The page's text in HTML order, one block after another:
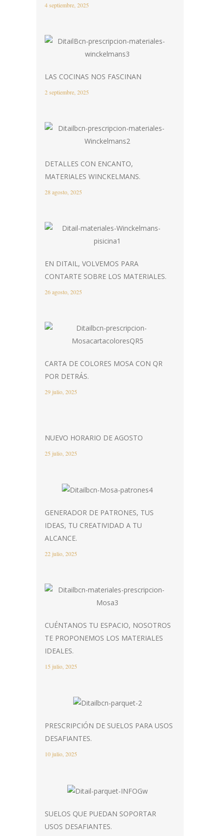
4 septiembre, 2025
LAS COCINAS NOS FASCINAN
2 septiembre, 2025
DETALLES CON ENCANTO,
MATERIALES WINCKELMANS.
28 agosto, 2025
EN DITAIL, VOLVEMOS PARA
CONTARTE SOBRE LOS MATERIALES.
26 agosto, 2025
CARTA DE COLORES MOSA CON QR
POR DETRÁS.
29 julio, 2025
NUEVO HORARIO DE AGOSTO
25 julio, 2025
GENERADOR DE PATRONES, TUS
IDEAS, TU CREATIVIDAD A TU
ALCANCE.
22 julio, 2025
CUÉNTANOS TU ESPACIO, NOSOTROS
TE PROPONEMOS LOS MATERIALES
IDEALES.
15 julio, 2025
PRESCRIPCIÓN DE SUELOS PARA USOS
DESAFIANTES.
10 julio, 2025
SUELOS QUE PUEDAN SOPORTAR
USOS DESAFIANTES.